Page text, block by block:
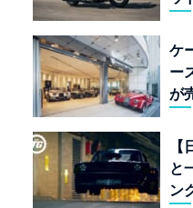
ケ
ー
が
と
ン